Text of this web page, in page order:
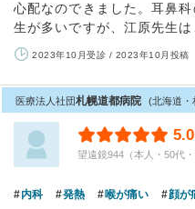
心配なのできました。耳鼻
生が多いですが、江原先生
2023年10月受診 / 2023年10月投稿
医療法人社団札幌道都病院 (北海道・
5.0
望遠鏡944（本人・50代
内科 発熱 喉が痛い 顔が